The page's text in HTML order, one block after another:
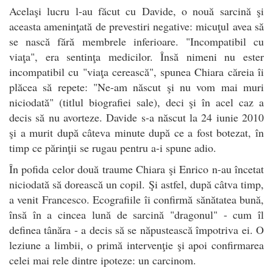
Acelaşi lucru l-au făcut cu Davide, o nouă sarcină şi
aceasta ameninţată de prevestiri negative: micuţul avea să
se nască fără membrele inferioare. "Incompatibil cu
viaţa", era sentinţa medicilor. Însă nimeni nu ester
incompatibil cu "viaţa cerească", spunea Chiara căreia îi
plăcea să repete: "Ne-am născut şi nu vom mai muri
niciodată" (titlul biografiei sale), deci şi în acel caz a
decis să nu avorteze. Davide s-a născut la 24 iunie 2010
şi a murit după câteva minute după ce a fost botezat, în
timp ce părinţii se rugau pentru a-i spune adio.
În pofida celor două traume Chiara şi Enrico n-au încetat
niciodată să dorească un copil. Şi astfel, după câtva timp,
a venit Francesco. Ecografiile îi confirmă sănătatea bună,
însă în a cincea lună de sarcină "dragonul" - cum îl
definea tânăra - a decis să se năpustească împotriva ei. O
leziune a limbii, o primă intervenţie şi apoi confirmarea
celei mai rele dintre ipoteze: un carcinom.